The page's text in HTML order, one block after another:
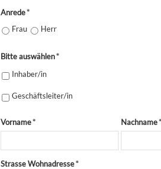
Anrede*
Frau
Herr
Bitte auswählen*
Inhaber/in
Geschäftsleiter/in
Vorname* Nachname*
Strasse Wohnadresse*